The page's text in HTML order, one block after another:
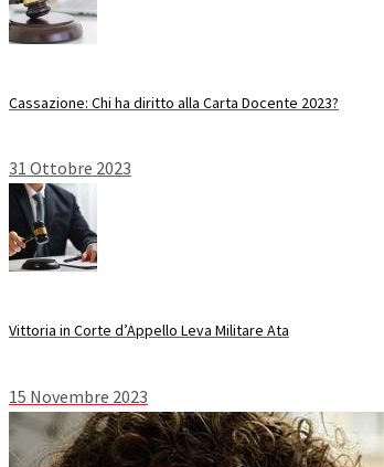
Cassazione: Chi ha diritto alla Carta Docente 2023?
31 Ottobre 2023
Vittoria in Corte d’Appello Leva Militare Ata
15 Novembre 2023